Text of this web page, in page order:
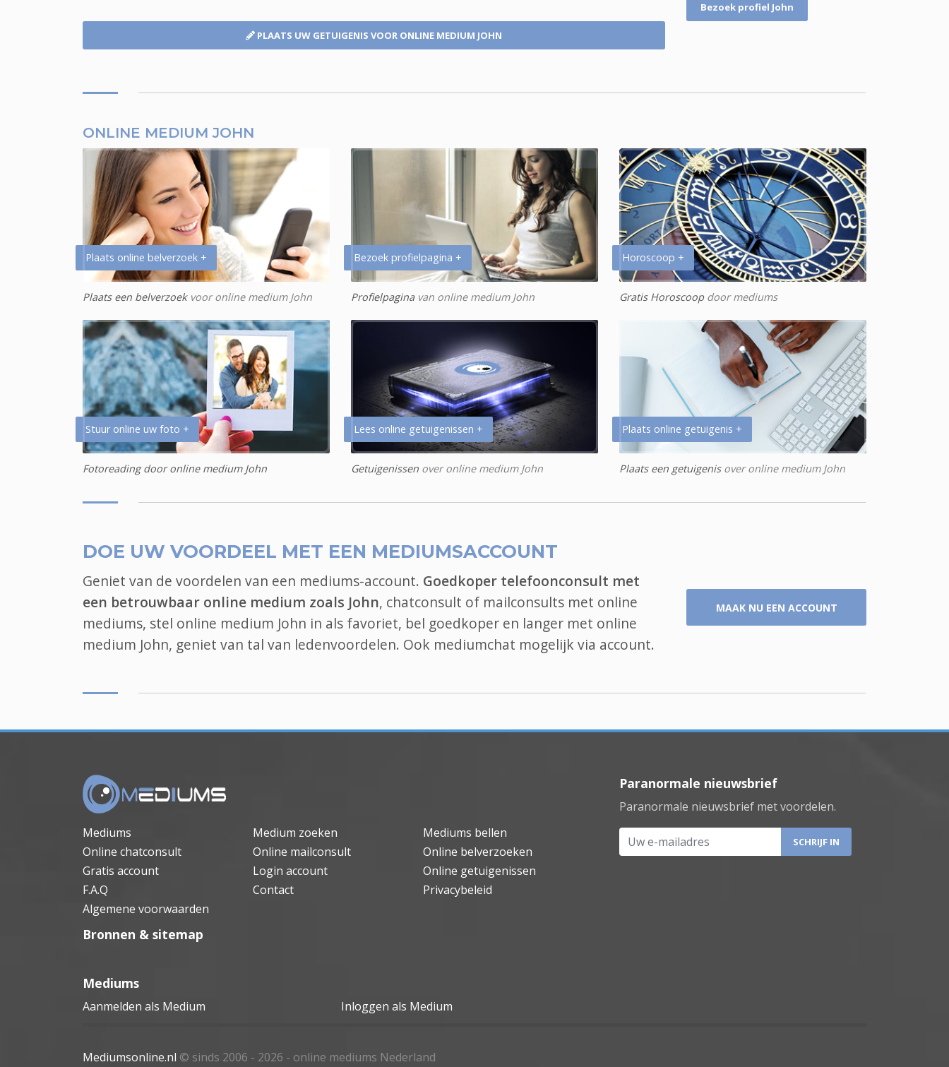
PLAATS UW GETUIGENIS VOOR ONLINE MEDIUM JOHN
Bezoek profiel John
ONLINE MEDIUM JOHN
Plaats online belverzoek +
Plaats een belverzoekvoor online medium John
Bezoek profielpagina +
Profielpagina van online medium John
Horoscoop +
Gratis Horoscoopdoor mediums
Stuur online uw foto +
Fotoreading door online medium John
Lees online getuigenissen +
Getuigenissen over online medium John
Plaats online getuigenis +
Plaats een getuigenisover online medium John
DOE UW VOORDEEL MET EEN MEDIUMSACCOUNT
Geniet van de voordelen van een mediums-account. Goedkoper telefoonconsult met
een betrouwbaar online medium zoals John, chatconsult of mailconsults met online
mediums, stel online medium John in als favoriet, bel goedkoper en langer met online
medium John, geniet van tal van ledenvoordelen. Ook mediumchat mogelijk via account.
MAAK NU EEN ACCOUNT
Mediums Medium zoeken
Mediums bellen
Online chatconsult
Online mailconsult
Online belverzoeken
Gratis account
Login account
Online getuigenissen
F.A.Q
Contact
Privacybeleid
Algemene voorwaarden
Paranormale nieuwsbrief
Paranormale nieuwsbrief met voordelen.
Uw e-mailadres
Bronnen & sitemap
Mediums
Aanmelden als Medium Inloggen als Medium
Mediumsonline.nl © sinds 2006 - 2026 - online mediums Nederland